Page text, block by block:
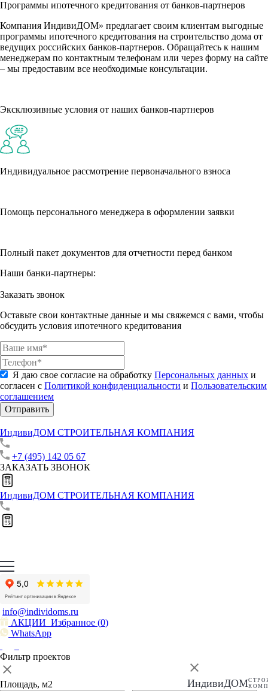
Программы ипотечного кредитования от банков-партнеров
Компания ИндивиДОМ» предлагает своим клиентам выгодные
программы ипотечного кредитования на строительство дома от
ведущих российских банков-партнеров. Обращайтесь к нашим
менеджерам по контактным телефонам или через форму на сайте
– мы предоставим все необходимые консультации.
Эксклюзивные условия от наших банков-партнеров
Индивидуальное рассмотрение первоначального взноса
Помощь персонального менеджера в оформлении заявки
Полный пакет документов для отчетности перед банком
Наши банки-партнеры:
Заказать звонок
Оставьте свои контактные данные и мы свяжемся с вами, чтобы
обсудить условия ипотечного кредитования
Я даю свое согласие на обработку Персональных данных и
согласен с Политикой конфиденциальности и Пользовательским
соглашением
Отправить
ИндивиДОМ СТРОИТЕЛЬНАЯ КОМПАНИЯ
+7 (495) 142 05 67
ЗАКАЗАТЬ ЗВОНОК
ИндивиДОМ СТРОИТЕЛЬНАЯ КОМПАНИЯ
info@individoms.ru
АКЦИИ Избранное (0)
WhatsApp
ИндивиДОМ
Фильтр проектов
Площадь, м2